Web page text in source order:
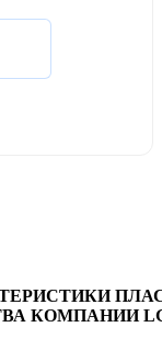
КОМПАНИИ